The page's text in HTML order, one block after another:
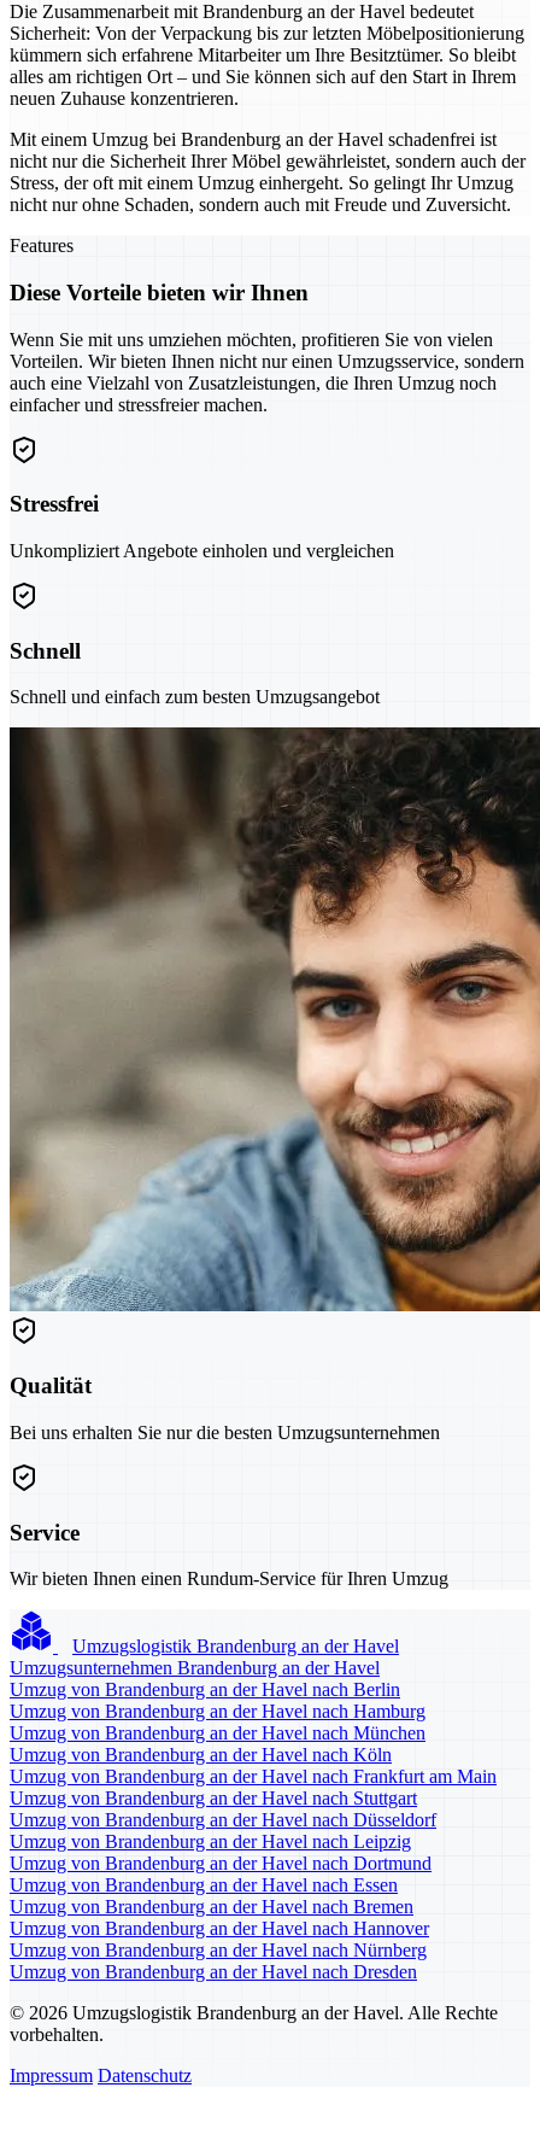
Die Zusammenarbeit mit Brandenburg an der Havel bedeutet
Sicherheit: Von der Verpackung bis zur letzten Möbelpositionierung
kümmern sich erfahrene Mitarbeiter um Ihre Besitztümer. So bleibt
alles am richtigen Ort – und Sie können sich auf den Start in Ihrem
neuen Zuhause konzentrieren.
Mit einem Umzug bei Brandenburg an der Havel schadenfrei ist
nicht nur die Sicherheit Ihrer Möbel gewährleistet, sondern auch der
Stress, der oft mit einem Umzug einhergeht. So gelingt Ihr Umzug
nicht nur ohne Schaden, sondern auch mit Freude und Zuversicht.
Features
Diese Vorteile bieten wir Ihnen
Wenn Sie mit uns umziehen möchten, profitieren Sie von vielen
Vorteilen. Wir bieten Ihnen nicht nur einen Umzugsservice, sondern
auch eine Vielzahl von Zusatzleistungen, die Ihren Umzug noch
einfacher und stressfreier machen.
Stressfrei
Unkompliziert Angebote einholen und vergleichen
Schnell
Schnell und einfach zum besten Umzugsangebot
Qualität
Bei uns erhalten Sie nur die besten Umzugsunternehmen
Service
Wir bieten Ihnen einen Rundum-Service für Ihren Umzug
Umzugslogistik Brandenburg an der Havel
Umzugsunternehmen Brandenburg an der Havel
Umzug von Brandenburg an der Havel nach Berlin
Umzug von Brandenburg an der Havel nach Hamburg
Umzug von Brandenburg an der Havel nach München
Umzug von Brandenburg an der Havel nach Köln
Umzug von Brandenburg an der Havel nach Frankfurt am Main
Umzug von Brandenburg an der Havel nach Stuttgart
Umzug von Brandenburg an der Havel nach Düsseldorf
Umzug von Brandenburg an der Havel nach Leipzig
Umzug von Brandenburg an der Havel nach Dortmund
Umzug von Brandenburg an der Havel nach Essen
Umzug von Brandenburg an der Havel nach Bremen
Umzug von Brandenburg an der Havel nach Hannover
Umzug von Brandenburg an der Havel nach Nürnberg
Umzug von Brandenburg an der Havel nach Dresden
© 2026 Umzugslogistik Brandenburg an der Havel. Alle Rechte
vorbehalten.
Impressum Datenschutz